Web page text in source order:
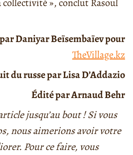
Daniyar Beïsembaïev pour
TheVillage.kz
du russe par Lisa D’Addazio
Édité par Arnaud Behr
jusqu’au bout ! Si vous
nous aimerions avoir votre
Pour ce faire, vous